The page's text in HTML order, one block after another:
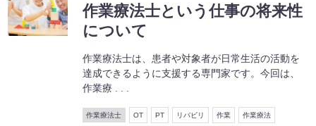
作業療法士という仕事の将来性
について
作業療法士は、患者や対象者が日常生活の活動を
達成できるように支援する専門家です。今回は、
作業療 . . .
作業療法士 OT PT リバビリ 作業 作業療法